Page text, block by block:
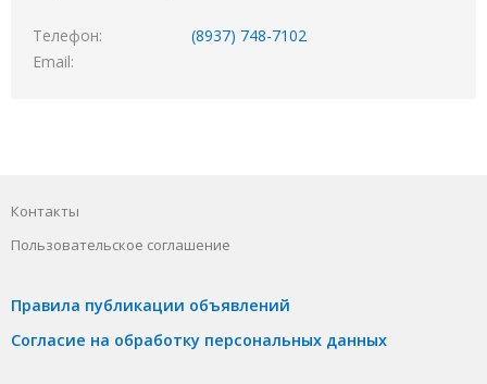
Телефон
(8937) 748-7102
Email
Контакты
Пользовательское соглашение
Правила публикации объявлений
Согласие на обработку персональных данных